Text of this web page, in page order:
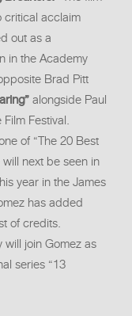
critical acclaim
out as a
in the Academy
Brad Pitt
alongside Paul
Festival.
of “The 20 Best
next be seen in
year in the James
has added
of credits.
join Gomez as
series “13